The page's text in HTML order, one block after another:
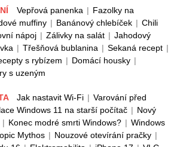
Vepřová panenka | Fazolky na
muffiny | Banánový chlebíček | Chili
nápoj | Zálivky na salát | Jahodový
| Třešňová bublanina | Sekaná recept |
s rybízem | Domácí housky |
s uzeným
Jak nastavit Wi-Fi | Varování před
Windows 11 na starší počítač | Nový
| Konec modré smrti Windows? | Windows
Mythos | Nouzové otevírání pračky |